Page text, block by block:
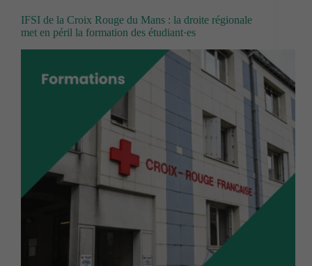
IFSI de la Croix Rouge du Mans : la droite régionale
met en péril la formation des étudiant·es